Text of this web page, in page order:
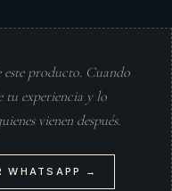
este producto. Cuando
tu experiencia y lo
vienen después.
WHATSAPP →